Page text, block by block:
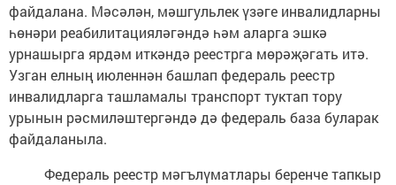
файдалана. Мәсәлән, мәшгульлек үзәге инвалидларны
һөнәри реабилитацияләгәндә һәм аларга эшкә
урнашырга ярдәм иткәндә реестрга мөрәҗәгать итә.
Узган елның июленнән башлап федераль реестр
инвалидларга ташламалы транспорт туктап тору
урынын рәсмиләштергәндә дә федераль база буларак
файдаланыла.
Федераль реестр мәгълүматлары беренче тапкыр